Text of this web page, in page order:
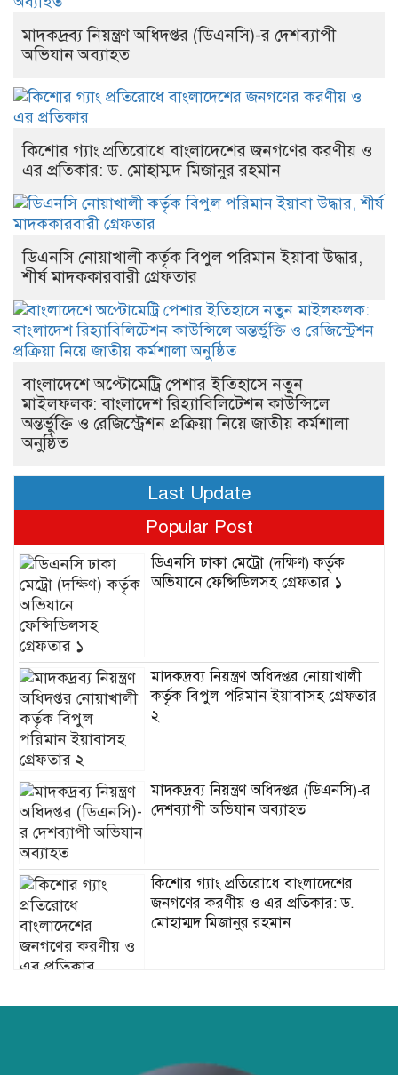
মাদকদ্রব্য নিয়ন্ত্রণ অধিদপ্তর (ডিএনসি)-র দেশব্যাপী
অভিযান অব্যাহত
কিশোর গ্যাং প্রতিরোধে বাংলাদেশের জনগণের করণীয় ও
এর প্রতিকার: ড. মোহাম্মদ মিজানুর রহমান
ডিএনসি নোয়াখালী কর্তৃক বিপুল পরিমান ইয়াবা উদ্ধার,
শীর্ষ মাদককারবারী গ্রেফতার
বাংলাদেশে অপ্টোমেট্রি পেশার ইতিহাসে নতুন
মাইলফলক: বাংলাদেশ রিহ্যাবিলিটেশন কাউন্সিলে
অন্তর্ভুক্তি ও রেজিস্ট্রেশন প্রক্রিয়া নিয়ে জাতীয় কর্মশালা
অনুষ্ঠিত
Last Update
Popular Post
ডিএনসি ঢাকা মেট্রো (দক্ষিণ) কর্তৃক
অভিযানে ফেন্সিডিলসহ গ্রেফতার ১
মাদকদ্রব্য নিয়ন্ত্রণ অধিদপ্তর নোয়াখালী
কর্তৃক বিপুল পরিমান ইয়াবাসহ গ্রেফতার
২
মাদকদ্রব্য নিয়ন্ত্রণ অধিদপ্তর (ডিএনসি)-র
দেশব্যাপী অভিযান অব্যাহত
কিশোর গ্যাং প্রতিরোধে বাংলাদেশের
জনগণের করণীয় ও এর প্রতিকার: ড.
মোহাম্মদ মিজানুর রহমান